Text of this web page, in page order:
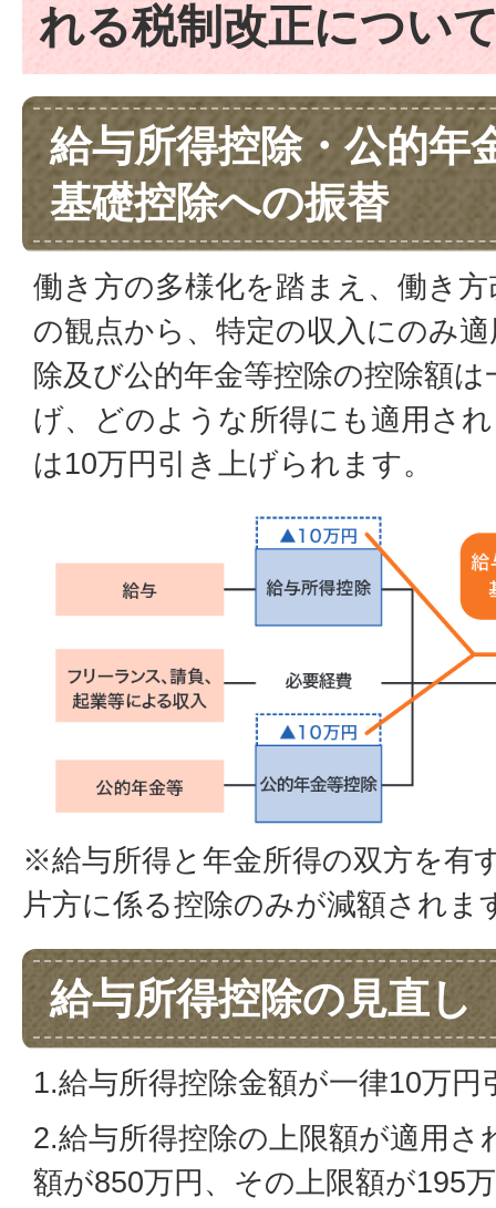
れる税制改正につい
給与所得控除・公的年
基礎控除への振替
働き方の多様化を踏まえ、働き
の観点から、特定の収入にのみ
除及び公的年金等控除の控除額
げ、どのような所得にも適用さ
は10万円引き上げられます。
※給与所得と年金所得の双方を有
片方に係る控除のみが減額されま
給与所得控除の見直し
1.給与所得控除金額が一律10万
2.給与所得控除の上限額が適用さ
額が850万円、その上限額が195